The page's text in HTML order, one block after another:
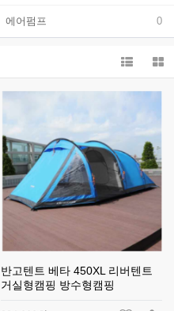
에어펌프 0
반고텐트 베타 450XL 리버텐트
거실형캠핑 방수형캠핑